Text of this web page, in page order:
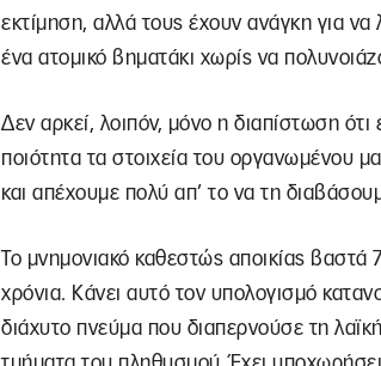
εκτίμηση, αλλά τους έχουν ανάγκη για
ένα ατομικό βηματάκι χωρίς να
Δεν αρκεί, λοιπόν, μόνο η διαπίστωση
ποιότητα τα στοιχεία του οργανωμένου
και απέχουμε πολύ απ’ το να τη
Το μνημονιακό καθεστώς αποικίας βαστά
χρόνια. Κάνει αυτό τον υπολογισμό
διάχυτο πνεύμα που διαπερνούσε τη